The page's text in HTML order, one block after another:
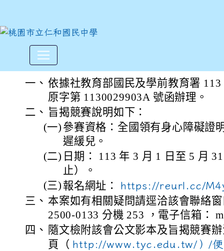
社團法人中華民國牙醫師公
一、 依據社教育部國民及學前教育署
原字第 1130029903A 號函辦理。
二、 旨揭競賽說明如下：
(一) 參賽資格：全國領有身心障礙證
遲緩兒。
(二) 日期： 113 年 3 月 1 日至 5 月
止）。
(三) 報名網址： https://reurl.cc/
三、 本案如有相關疑問請逕洽該會聯絡
2500-0133 分機 253 ，電子信箱：
四、 隨文檢附該會公文影本及旨揭競賽
頁（ http://www.tyc.edu.tw/）/便